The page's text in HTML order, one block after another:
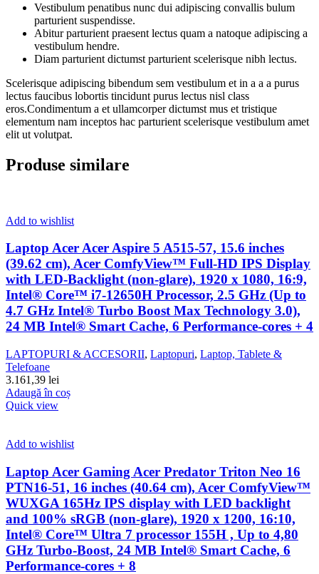
Vestibulum penatibus nunc dui adipiscing convallis bulum
parturient suspendisse.
Abitur parturient praesent lectus quam a natoque adipiscing a
vestibulum hendre.
Diam parturient dictumst parturient scelerisque nibh lectus.
Scelerisque adipiscing bibendum sem vestibulum et in a a a purus
lectus faucibus lobortis tincidunt purus lectus nisl class
eros.Condimentum a et ullamcorper dictumst mus et tristique
elementum nam inceptos hac parturient scelerisque vestibulum amet
elit ut volutpat.
Produse similare
Add to wishlist
Laptop Acer Acer Aspire 5 A515-57, 15.6 inches
(39.62 cm), Acer ComfyView™ Full-HD IPS Display
with LED-Backlight (non-glare), 1920 x 1080, 16:9,
Intel® Core™ i7-12650H Processor, 2.5 GHz (Up to
4.7 GHz Intel® Turbo Boost Max Technology 3.0),
24 MB Intel® Smart Cache, 6 Performance-cores + 4
LAPTOPURI & ACCESORII, Laptopuri, Laptop, Tablete &
Telefoane
3.161,39 lei
Adaugă în coș
Quick view
Add to wishlist
Laptop Acer Gaming Acer Predator Triton Neo 16
PTN16-51, 16 inches (40.64 cm), Acer ComfyView™
WUXGA 165Hz IPS display with LED backlight
and 100% sRGB (non-glare), 1920 x 1200, 16:10,
Intel® Core™ Ultra 7 processor 155H , Up to 4,80
GHz Turbo-Boost, 24 MB Intel® Smart Cache, 6
Performance-cores + 8